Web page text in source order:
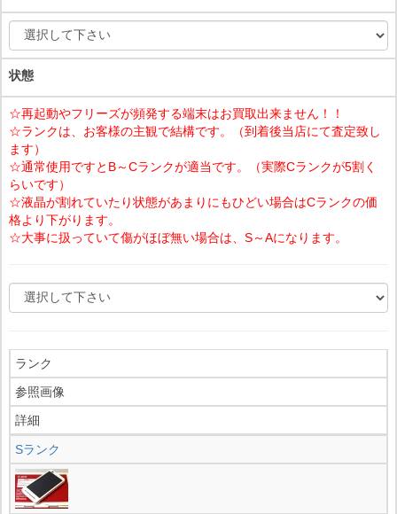
状態
☆再起動やフリーズが頻発する端末はお買取出来ません！！
☆ランクは、お客様の主観で結構です。（到着後当店にて査定致し
ます）
☆通常使用ですとB～Cランクが適当です。（実際Cランクが5割く
らいです）
☆液晶が割れていたり状態があまりにもひどい場合はCランクの価
格より下がります。
☆大事に扱っていて傷がほぼ無い場合は、S～Aになります。
ランク
参照画像
詳細
Sランク